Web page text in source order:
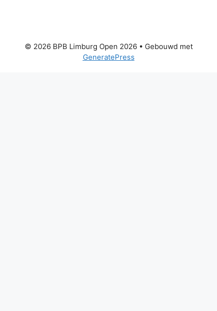
© 2026 BPB Limburg Open 2026• Gebouwd met
GeneratePress